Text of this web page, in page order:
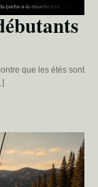
que les étés sont